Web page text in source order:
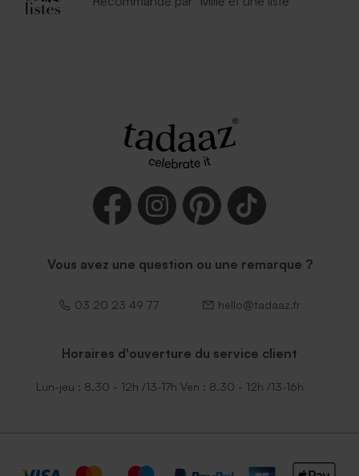
Vous avez une question ou une remarque ?
03 20 23 49 77 hello@tadaaz.fr
Horaires d'ouverture du service client
Lun-jeu : 8.30 - 12h /13-17h Ven : 8.30 - 12h /13-16h